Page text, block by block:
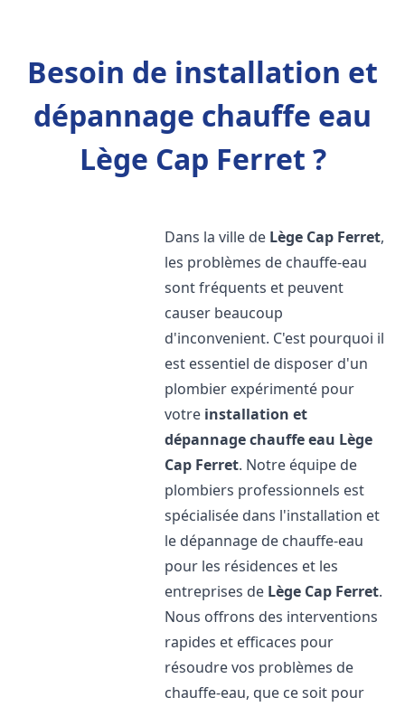
Besoin de installation et
dépannage chauffe eau
Lège Cap Ferret ?
Dans la ville de Lège Cap Ferret,
les problèmes de chauffe-eau
sont fréquents et peuvent
causer beaucoup
d'inconvenient. C'est pourquoi il
est essentiel de disposer d'un
plombier expérimenté pour
votre installation et
dépannage chauffe eau Lège
Cap Ferret. Notre équipe de
plombiers professionnels est
spécialisée dans l'installation et
le dépannage de chauffe-eau
pour les résidences et les
entreprises de Lège Cap Ferret.
Nous offrons des interventions
rapides et efficaces pour
résoudre vos problèmes de
chauffe-eau, que ce soit pour